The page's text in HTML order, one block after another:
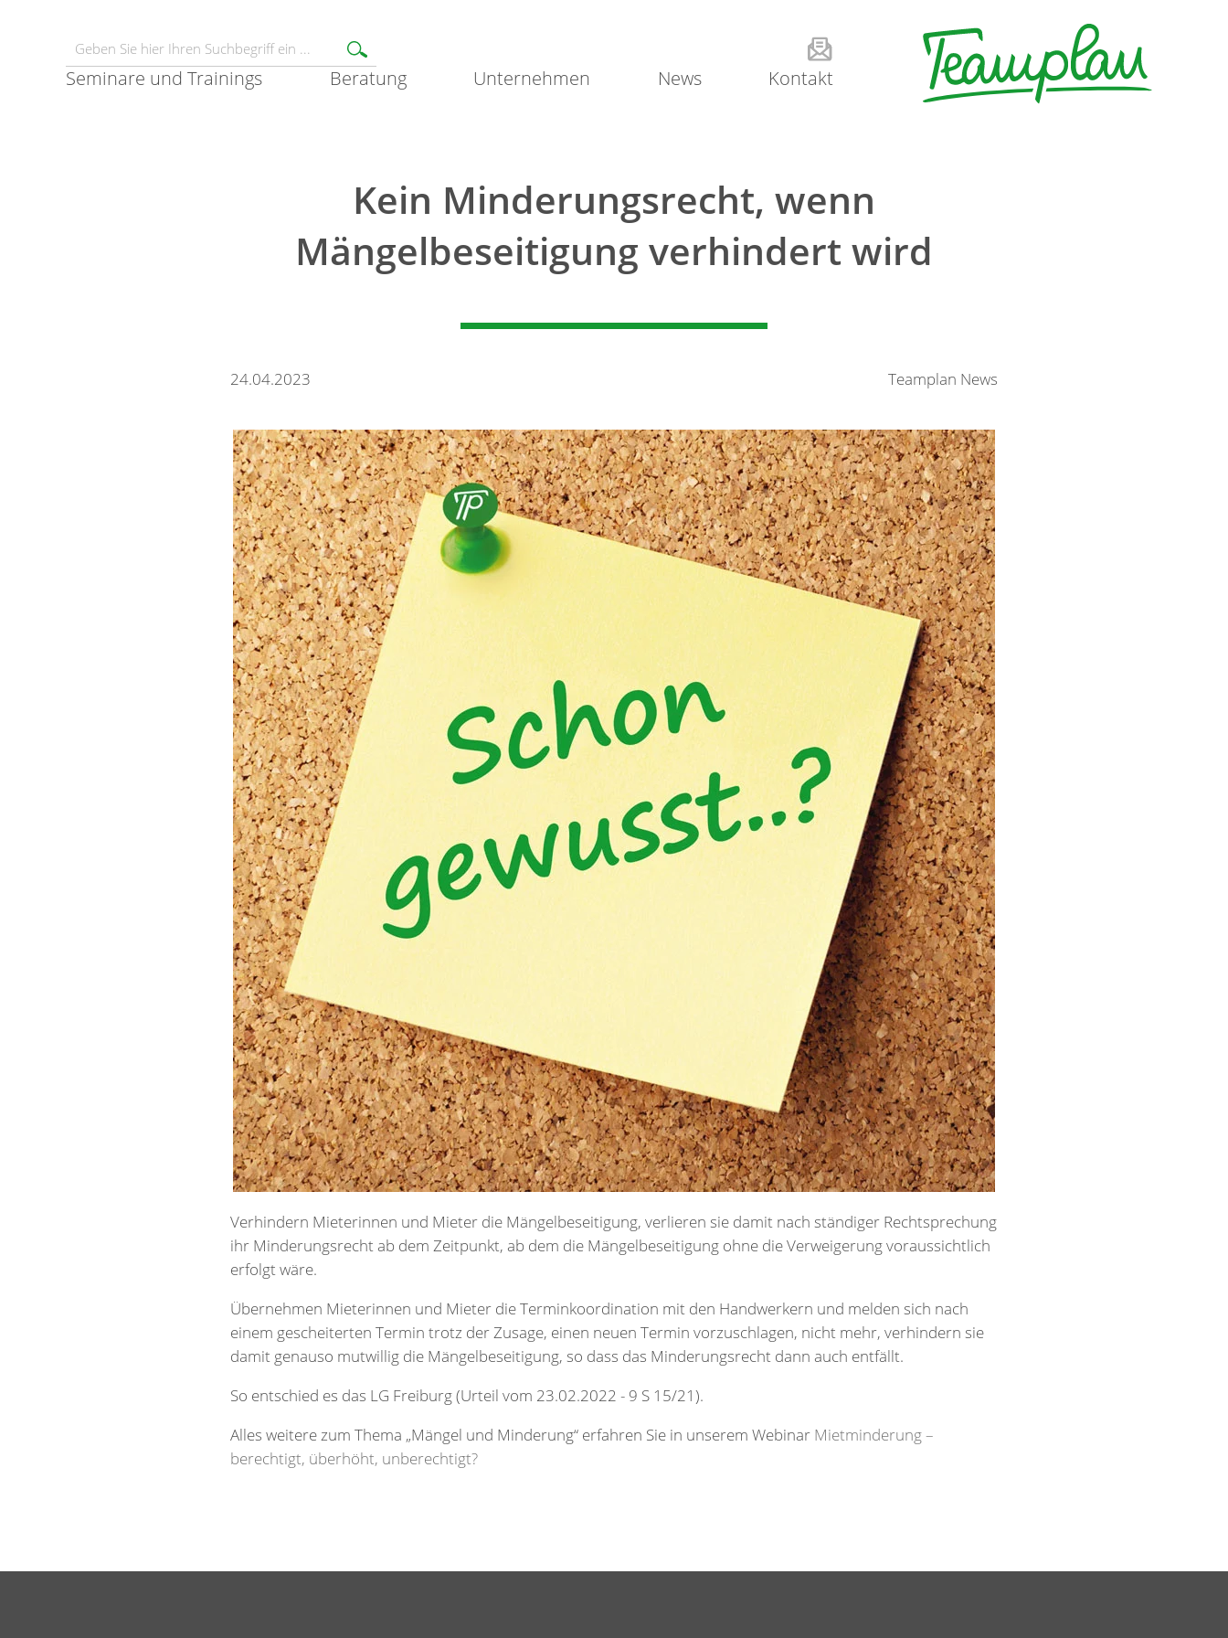
Seminare und Trainings Beratung Unternehmen News Kontakt
Kein Minderungsrecht, wenn
Mängelbeseitigung verhindert wird
24.04.2023 Teamplan News
Verhindern Mieterinnen und Mieter die Mängelbeseitigung, verlieren sie damit nach ständiger Rechtsprechung
ihr Minderungsrecht ab dem Zeitpunkt, ab dem die Mängelbeseitigung ohne die Verweigerung voraussichtlich
erfolgt wäre.
Übernehmen Mieterinnen und Mieter die Terminkoordination mit den Handwerkern und melden sich nach
einem gescheiterten Termin trotz der Zusage, einen neuen Termin vorzuschlagen, nicht mehr, verhindern sie
damit genauso mutwillig die Mängelbeseitigung, so dass das Minderungsrecht dann auch entfällt.
So entschied es das LG Freiburg (Urteil vom 23.02.2022 - 9 S 15/21).
Alles weitere zum Thema „Mängel und Minderung“ erfahren Sie in unserem Webinar Mietminderung –
berechtigt, überhöht, unberechtigt?